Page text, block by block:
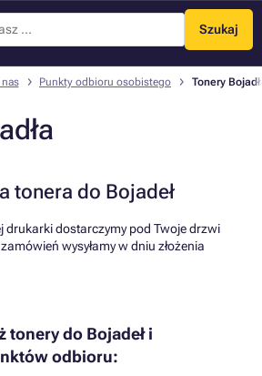
Szukaj
Menu
Punkty odbioru osobistego Tonery
tonera do Bojadeł
drukarki dostarczymy pod Twoje drzwi
wysyłamy w dniu złożenia
tonery do Bojadeł i
odbioru: